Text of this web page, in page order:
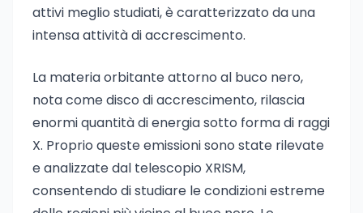
attivi meglio studiati, è caratterizzato da una
intensa attività di accrescimento.
La materia orbitante attorno al buco nero,
nota come disco di accrescimento, rilascia
enormi quantità di energia sotto forma di raggi
X. Proprio queste emissioni sono state rilevate
e analizzate dal telescopio XRISM,
consentendo di studiare le condizioni estreme